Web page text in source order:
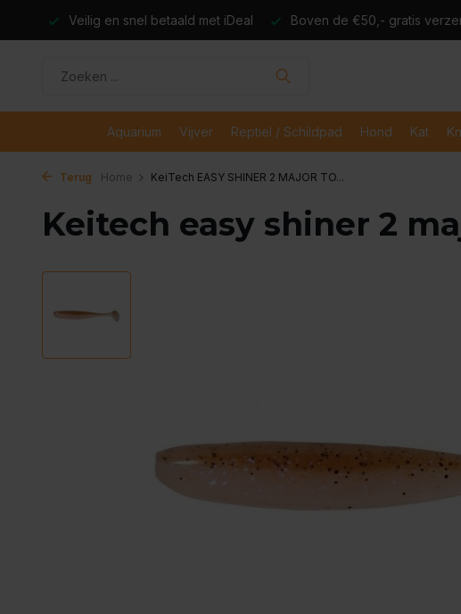
Veilig en snel betaald met iDeal Boven de €50,- gratis
Aquarium Vijver Reptiel / Schildpad Hond Kat
Terug Home KeiTech EASY SHINER 2 MAJOR TO...
Keitech easy shiner 2